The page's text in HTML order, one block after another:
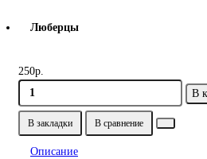
Люберцы
250р.
В
В закладки В сравнение
Описание